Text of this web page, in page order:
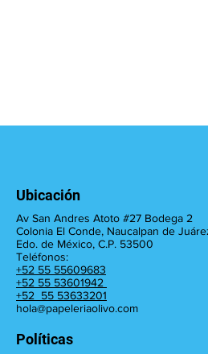
Av San Andres Atoto #27 Bodega 2
Colonia El Conde, Naucalpan de
Edo. de México, C.P. 53500
Teléfonos:
+52 55 55609683
+52 55 53601942
+52 55 53633201
hola@papeleriaolivo.com
Ubicación
Políticas